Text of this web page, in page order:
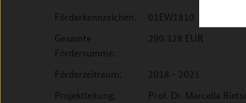
Förderkennzeichen:
01EW1810
Gesamte
Fördersumme:
290.328 EUR
Förderzeitraum:
2018 - 2021
Projektleitung:
Prof. Dr. Marcella